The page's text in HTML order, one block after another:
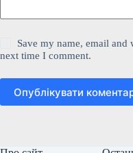
Save my name, email
next time I comment.
Опублікувати